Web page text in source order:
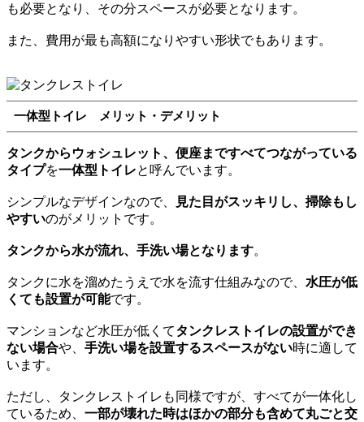
も必要となり、その分スペースが必要となります。
また、費用が最も高額になりやすい形状でもあります。
一体型トイレ メリット・デメリット
タンクからウォシュレット、便座まですべてつながっている
タイプを一体型トイレと呼んでいます。
シンプルなデザインなので、
見た目がスッキリし、掃除もし
やすいのがメリットです。
タンクから水が流れ、手洗い場となります。
タンクに水を溜めたうえで水を流す仕組みなので、 水圧が低
くても設置が可能です。
マンションなど水圧が低くてタンクレストイレの設置ができ
ない場合や、 手洗い場を設置するスペースがない時に適して
います。
ただし、タンクレストイレも同様ですが、すべてが一体化し
ているため、 一部が壊れた時はほかの部分も含めて丸ごと交